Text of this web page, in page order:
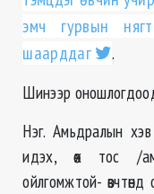
эмч гурвын
шаарддаг
.
Шинээр
Нэг. Амьдралын хэв
идэх, өөх тос /
ойлгомжтой-